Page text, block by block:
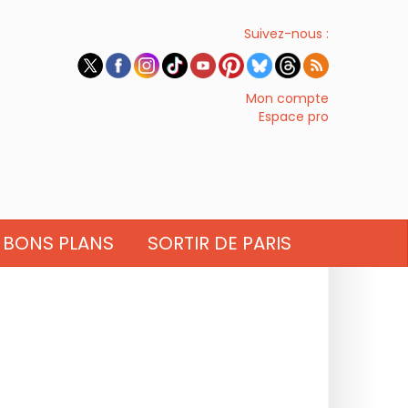
Suivez-nous :
Mon compte
Espace pro
BONS PLANS SORTIR DE PARIS